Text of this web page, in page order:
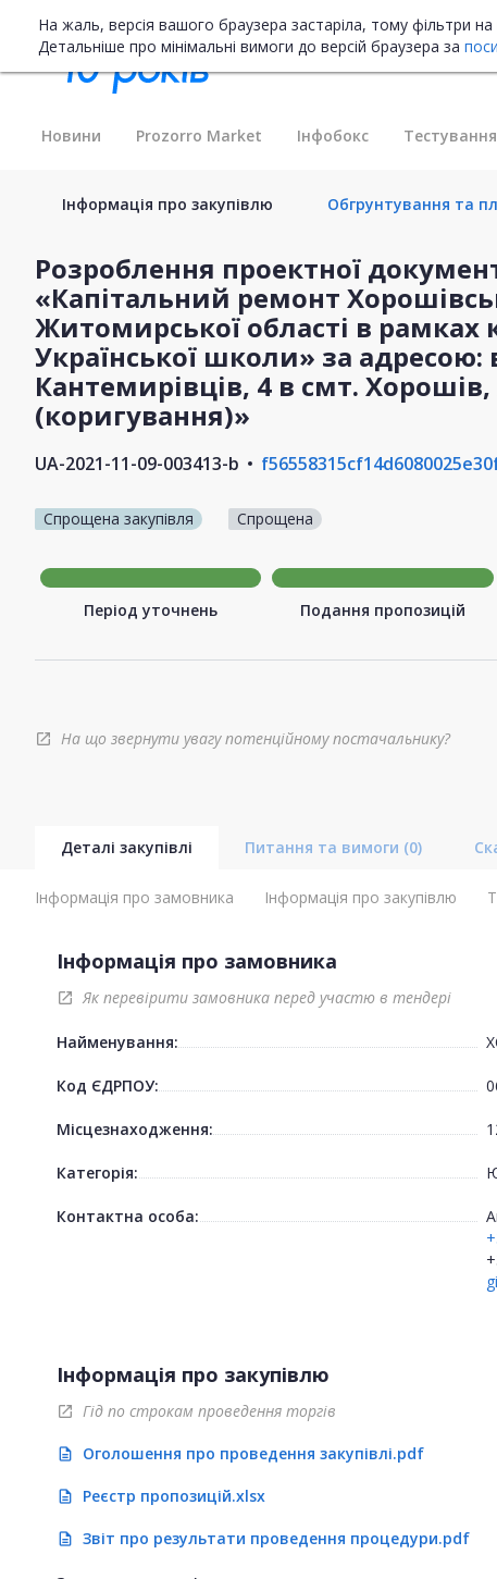
На жаль, версія вашого браузера застаріла, тому фільтри
Детальніше про мінімальні вимоги до версій браузера за
Новини Prozorro Market Інфобокс
Інформація про закупівлю Обгрунтування та
Розроблення проектної
«Капітальний ремонт
Житомирської області в рамках
Української школи» за адресою:
Кантемирівців, 4 в смт.
(коригування)»
UA-2021-11-09-003413-b
Спрощена закупівля Спрощена
Період уточнень Подання пропозицій
open_in_new На що звернути увагу потенційному постачальнику?
Деталі закупівлі Питання та вимоги (0)
Інформація про замовника Інформація про закупівлю
Інформація про замовника
open_in_new Як перевірити замовника перед участю в тендері
Найменування:
Код ЄДРПОУ:
Місцезнаходження:
Категорія:
Контактна особа:
Інформація про закупівлю
open_in_new Гід по строкам проведення торгів
description Оголошення про проведення закупівлі.pdf
description Реєстр пропозицій.xlsx
description Звіт про результати проведення процедури.pdf